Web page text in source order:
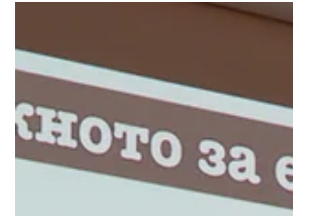
През последните 20 години българският ефир е
изпълнен с много и различни риалити предавания,